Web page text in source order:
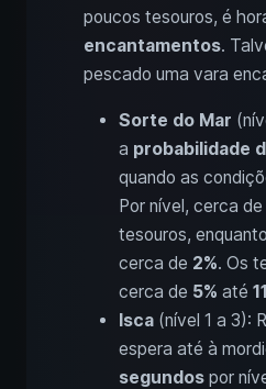
poucos tesouros, é
encantamentos.
pescado uma vara
Sorte do Mar
a probabilidade
quando as
Por nível, cerca de
tesouros,
cerca de 2%. Os
cerca de 5% até
Isca (nível 1 a 3):
espera até à
segundos por